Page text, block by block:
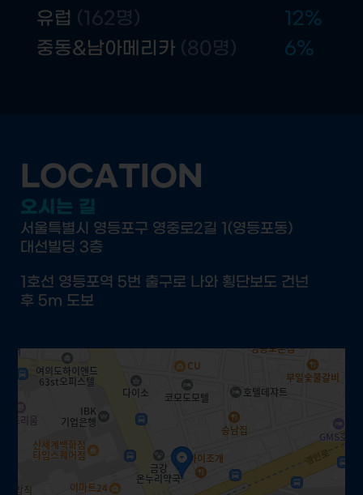
유럽 (162명)
중동&남아메리카 (80명)
12%
6%
LOCATION
오시는 길
서울특별시 영등포구 영중로2길 1(영등포동)
대선빌딩 3층
1호선 영등포역 5번 출구로 나와 횡단보도 건넌
후 5m 도보